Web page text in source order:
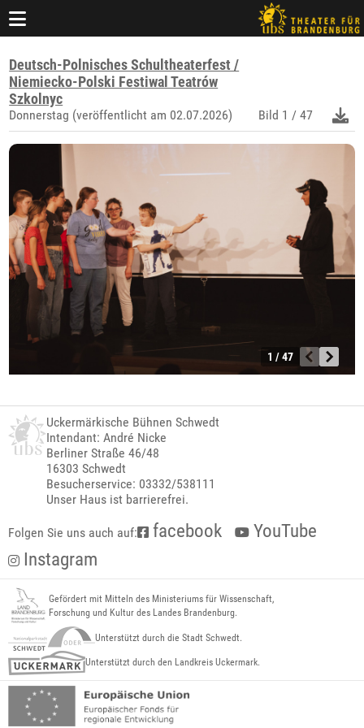
Deutsch-Polnisches Schultheaterfest /
Niemiecko-Polski Festiwal Teatrów
Szkolnyc
Donnerstag (veröffentlicht am 02.07.2026) Bild 1 / 47
1 / 47
Uckermärkische Bühnen Schwedt
Intendant: André Nicke
Berliner Straße 46/48
16303 Schwedt
Besucherservice: 03332/538111
Unser Haus ist barrierefrei.
Folgen Sie uns auch auf: facebook
YouTube
Instagram
Gefördert mit Mitteln des Ministeriums für Wissenschaft,
Forschung und Kultur des Landes Brandenburg.
Unterstützt durch die Stadt Schwedt.
Unterstützt durch den Landkreis Uckermark.